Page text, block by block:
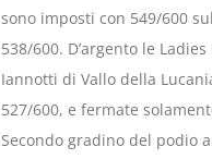
sono imposti con 549/600
538/600. D’argento le
Iannotti di Vallo della
527/600, e fermate
Secondo gradino del podio